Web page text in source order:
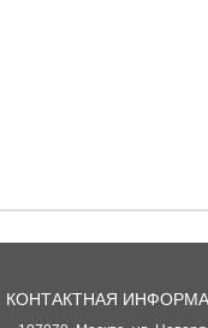
КОНТАКТНАЯ